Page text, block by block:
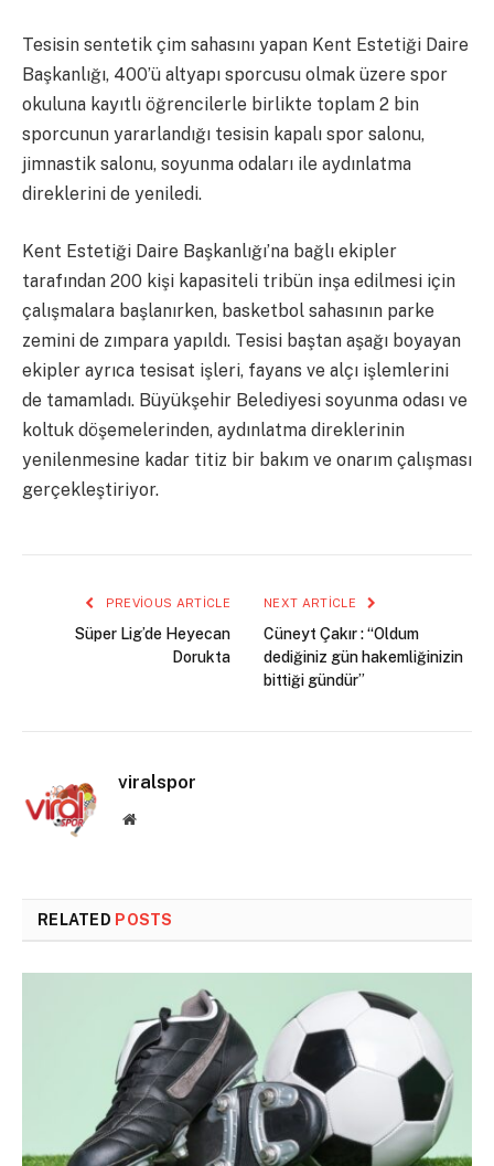
Tesisin sentetik çim sahasını yapan Kent Estetiği Daire
Başkanlığı, 400’ü altyapı sporcusu olmak üzere spor
okuluna kayıtlı öğrencilerle birlikte toplam 2 bin
sporcunun yararlandığı tesisin kapalı spor salonu,
jimnastik salonu, soyunma odaları ile aydınlatma
direklerini de yeniledi.
Kent Estetiği Daire Başkanlığı’na bağlı ekipler
tarafından 200 kişi kapasiteli tribün inşa edilmesi için
çalışmalara başlanırken, basketbol sahasının parke
zemini de zımpara yapıldı. Tesisi baştan aşağı boyayan
ekipler ayrıca tesisat işleri, fayans ve alçı işlemlerini
de tamamladı. Büyükşehir Belediyesi soyunma odası ve
koltuk döşemelerinden, aydınlatma direklerinin
yenilenmesine kadar titiz bir bakım ve onarım çalışması
gerçekleştiriyor.
PREVIOUS ARTICLE
Süper Lig’de Heyecan
Dorukta
NEXT ARTICLE
Cüneyt Çakır : “Oldum
dediğiniz gün hakemliğinizin
bittiği gündür”
viralspor
Website
RELATED POSTS